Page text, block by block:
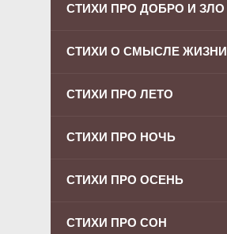
СТИХИ ПРО ДОБРО И ЗЛО
СТИХИ О СМЫСЛЕ ЖИЗНИ
СТИХИ ПРО ЛЕТО
СТИХИ ПРО НОЧЬ
СТИХИ ПРО ОСЕНЬ
СТИХИ ПРО СОН